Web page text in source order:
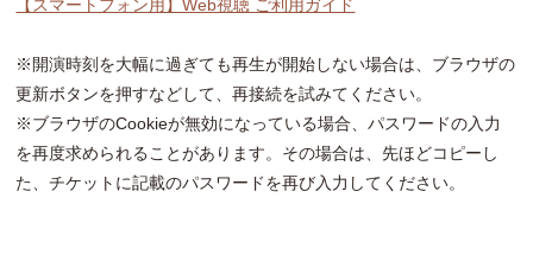
【スマートフォン用】Web視聴 ご利用ガイド
※開演時刻を大幅に過ぎても再生が開始しない場合は、ブラウザの
更新ボタンを押すなどして、再接続を試みてください。
※ブラウザのCookieが無効になっている場合、パスワードの入力
を再度求められることがあります。その場合は、先ほどコピーし
た、チケットに記載のパスワードを再び入力してください。